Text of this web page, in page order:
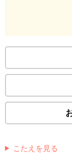
こたえを見る